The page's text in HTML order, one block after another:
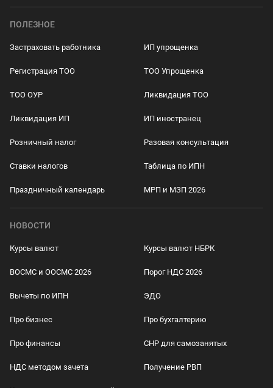
ПОЛЕЗНОЕ
Застраховать работника ИП упрощенка
Регистрация ТОО ТОО Упрощенка
ТОО ОУР Ликвидация ТОО
Ликвидация ИП ИП иностранец
Розничный налог Разовая консультация
Ставки налогов Таблица по ИПН
Праздничный календарь МРП и МЗП 2026
НОВОСТИ
Курсы валют Курсы валют НБРК
ВОСМС и ООСМС 2026 Порог НДС 2026
Вычеты по ИПН ЭДО
Про бизнес Про бухгалтерию
Про финансы СНР для самозанятых
НДС методом зачета Получение РВП